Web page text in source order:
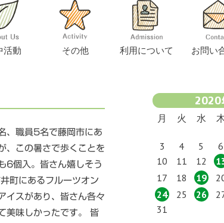
活動
援事業所アトム
援事業
償運送事業
その他
一般事業主行動計画
福祉・介護職員等特定処遇改善加算
賃金規程
利用について
移動支援
福祉有償運送
障害者相談支援センター
お問い
、職員5名で藤岡市にあ
、この暑さで歩くことを
6個入。皆さん嬉しそう
町にあるフルーツオン
イスがあり、皆さん各々
美味しかったです。 皆
2020
月 火 水
3
4 5 6
10
11 12
17
18 19
24
25 26
31